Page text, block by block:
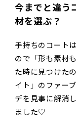
今までと違う
材を選ぶ？
手持ちのコート
ので「形も素材
た時に見つけた
イト」のファー
デを見事に解消
ました♡